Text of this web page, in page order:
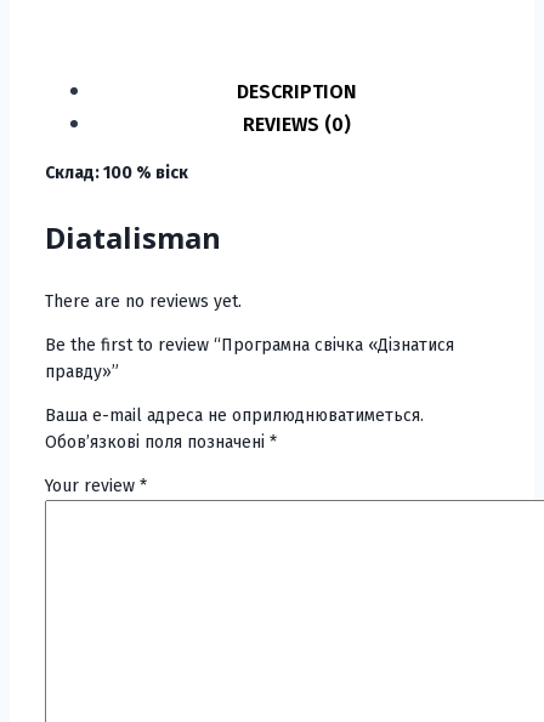
DESCRIPTION
REVIEWS (0)
Склад: 100 % віск
Diatalisman
There are no reviews yet.
Be the first to review “Програмна свічка «Дізнатися
правду»”
Ваша e-mail адреса не оприлюднюватиметься.
Обов’язкові поля позначені *
Your review *